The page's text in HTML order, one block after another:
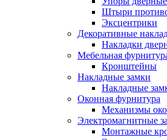
Штыри
Эксцентрики
Декоративные
Накладки
Мебельная
Кронштейны
Накладные замки
Накладные
Оконная фурнитура
Механизмы
Электромагнитные
Монтажные